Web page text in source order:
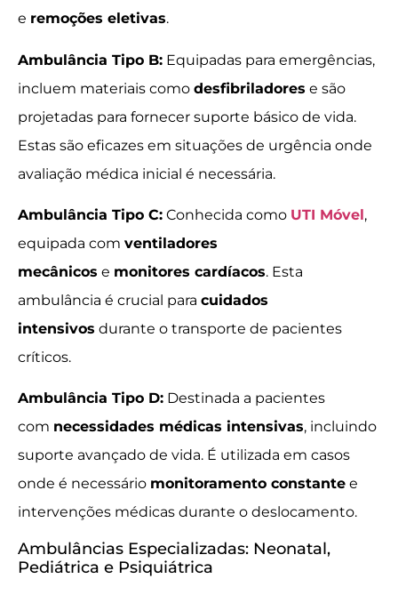
e remoções eletivas.
Ambulância Tipo B: Equipadas para emergências,
incluem materiais como desfibriladores e são
projetadas para fornecer suporte básico de vida.
Estas são eficazes em situações de urgência onde
avaliação médica inicial é necessária.
Ambulância Tipo C: Conhecida como UTI Móvel,
equipada com ventiladores
mecânicos e monitores cardíacos. Esta
ambulância é crucial para cuidados
intensivos durante o transporte de pacientes
críticos.
Ambulância Tipo D: Destinada a pacientes
com necessidades médicas intensivas, incluindo
suporte avançado de vida. É utilizada em casos
onde é necessário monitoramento constante e
intervenções médicas durante o deslocamento.
Ambulâncias Especializadas: Neonatal,
Pediátrica e Psiquiátrica